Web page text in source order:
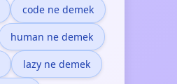
code ne demek
human ne demek
lazy ne demek